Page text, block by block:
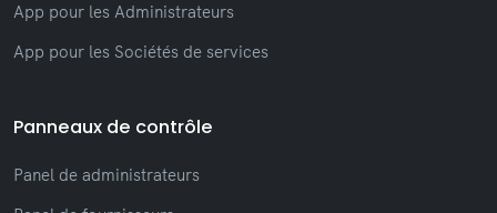
App pour les Administrateurs
App pour les Sociétés de services
Panneaux de contrôle
Panel de administrateurs